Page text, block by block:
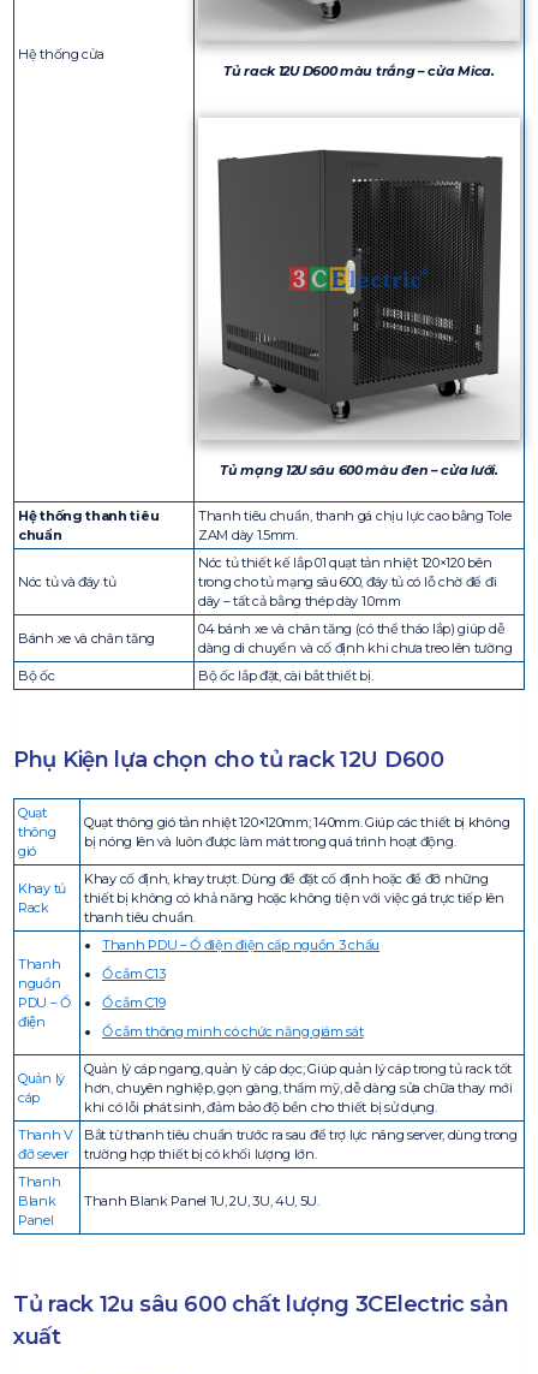
Hệ thống cửa
Tủ rack 12U D600 màu trắng – cửa Mica.
Tủ mạng 12U sâu 600 màu đen – cửa lưới.
Hệ thống thanh tiêu
chuẩn
Thanh tiêu chuẩn, thanh gá chịu lực cao bằng Tole
ZAM dày 1.5mm.
Nóc tủ và đáy tủ
Nóc tủ thiết kế lắp 01 quạt tản nhiệt 120×120 bên
trong cho tủ mạng sâu 600, đáy tủ có lỗ chờ để đi
dây – tất cả bằng thép dày 1.0mm
Bánh xe và chân tăng
04 bánh xe và chân tăng (có thể tháo lắp) giúp dễ
dàng di chuyển và cố định khi chưa treo lên tường
Bộ ốc
Bộ ốc lắp đặt, cài bắt thiết bị.
Phụ Kiện lựa chọn cho tủ rack 12U D600
Quạt
thông
gió
Quạt thông gió tản nhiệt 120×120mm; 140mm. Giúp các thiết bị không
bị nóng lên và luôn được làm mát trong quá trình hoạt động.
Khay tủ
Rack
Khay cố định, khay trượt. Dùng để đặt cố định hoặc để đỡ những
thiết bị không có khả năng hoặc không tiện với việc gá trực tiếp lên
thanh tiêu chuẩn.
Thanh
nguồn
PDU – Ổ
điện
Thanh PDU – Ổ điện điện cấp nguồn 3 chấu
Ổ cắm C13
Ổ cắm C19
Ổ cắm thông minh có chức năng giám sát
Quản lý
cáp
Quản lý cáp ngang, quản lý cáp dọc; Giúp quản lý cáp trong tủ rack tốt
hơn, chuyên nghiệp, gọn gàng, thẩm mỹ, dễ dàng sửa chữa thay mới
khi có lỗi phát sinh, đảm bảo độ bền cho thiết bị sử dụng.
Thanh V
đỡ sever
Bắt từ thanh tiêu chuẩn trước ra sau để trợ lực nâng server, dùng trong
trường hợp thiết bị có khối lượng lớn.
Thanh
Blank
Panel
Thanh Blank Panel 1U, 2U, 3U, 4U, 5U.
Tủ rack 12u sâu 600 chất lượng 3CElectric sản
xuất